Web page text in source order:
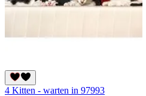
4 Kitten - warten in 97993